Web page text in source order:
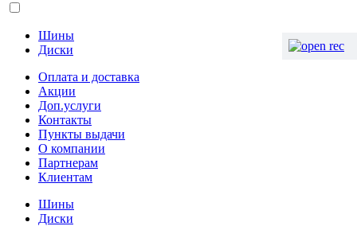
Шины
Диски
Оплата и доставка
Акции
Доп.услуги
Контакты
Пункты выдачи
О компании
Партнерам
Клиентам
Шины
Диски